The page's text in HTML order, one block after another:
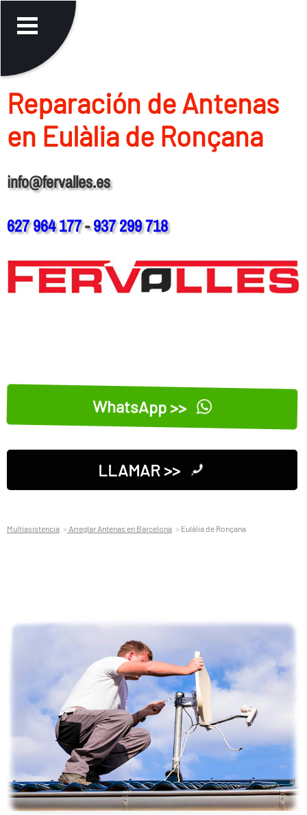
Reparación de Antenas
en Eulàlia de Ronçana
info@fervalles.es
627 964 177-937 299 718
WhatsApp >>
LLAMAR >>
Multiasistencia Arreglar Antenas en Barcelona Eulàlia de Ronçana